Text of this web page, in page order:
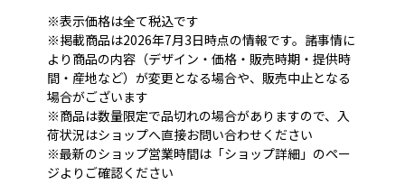
※表示価格は全て税込です
※掲載商品は2026年7月3日時点の情報です。諸事情に
より商品の内容（デザイン・価格・販売時期・提供時
間・産地など）が変更となる場合や、販売中止となる
場合がございます
※商品は数量限定で品切れの場合がありますので、入
荷状況はショップへ直接お問い合わせください
※最新のショップ営業時間は「ショップ詳細」のペー
ジよりご確認ください